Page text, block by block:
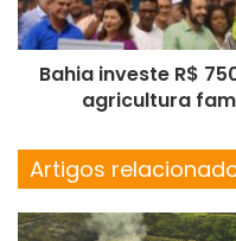
Bahia investe R$
agricultura
Artigos